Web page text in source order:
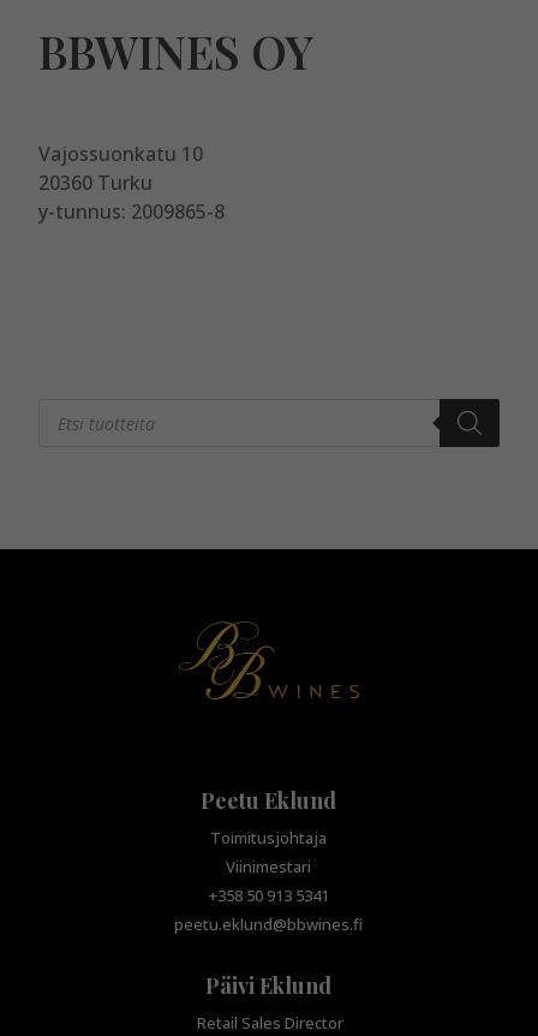
BBWINES OY
Vajossuonkatu 10
20360 Turku
y-tunnus: 2009865-8
search
Peetu Eklund
Toimitusjohtaja
Viinimestari
+358 50 913 5341
peetu.eklund@bbwines.fi
Päivi Eklund
Retail Sales Director